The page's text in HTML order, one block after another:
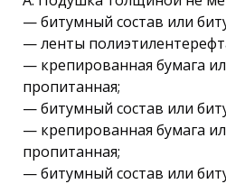
— битумный состав или
— ленты
— крепированная бумага
пропитанная;
— битумный состав или
— крепированная бумага
пропитанная;
— битумный состав или